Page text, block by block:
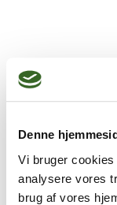
Denne
Vi bruger
analysere vores
brug af vores
Jeg
Kognitiv